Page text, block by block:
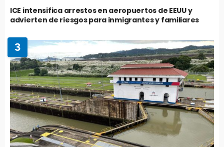
ICE intensifica arrestos en aeropuertos de EEUU y
advierten de riesgos para inmigrantes y familiares
3